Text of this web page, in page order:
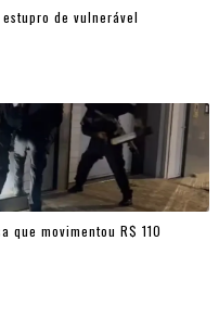
de vulnerável
movimentou R$ 110